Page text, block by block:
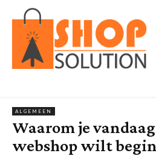
ALGEMEEN
Waarom je
webshop wilt